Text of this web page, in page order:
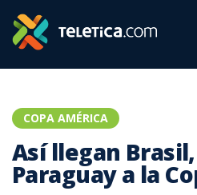
COPA AMÉRICA
Así llegan
Paraguay a la